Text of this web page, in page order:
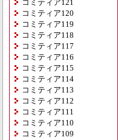
コミティア121
コミティア120
コミティア119
コミティア118
コミティア117
コミティア116
コミティア115
コミティア114
コミティア113
コミティア112
コミティア111
コミティア110
コミティア109